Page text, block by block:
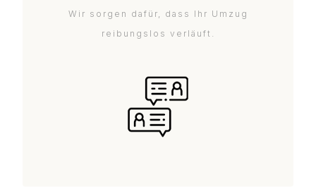
Wir sorgen dafür, dass Ihr Umzug
reibungslos verläuft.